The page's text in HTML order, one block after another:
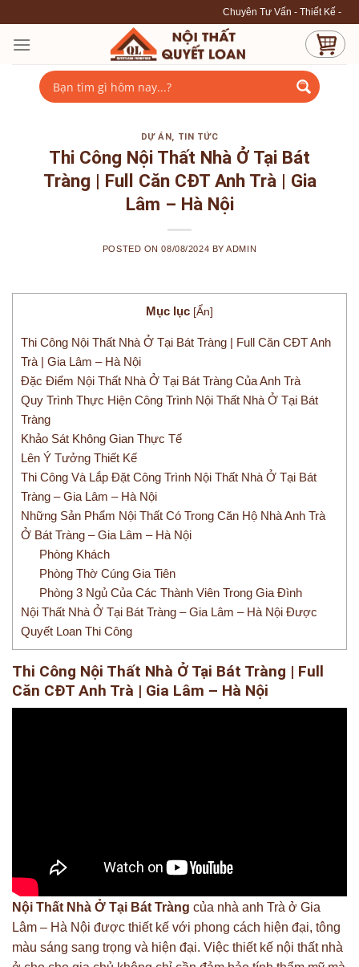
content
Chuyên Tư Vấn - Thiết Kế - Thi Công nội thất
DỰ ÁN, TIN TỨC
Thi Công Nội Thất Nhà Ở Tại Bát
Tràng | Full Căn CĐT Anh Trà | Gia
Lâm – Hà Nội
POSTED ON08/08/2024 BYADMIN
Mục lục [Ẩn]
Thi Công Nội Thất Nhà Ở Tại Bát Tràng | Full Căn CĐT Anh
Trà | Gia Lâm – Hà Nội
Đặc Điểm Nội Thất Nhà Ở Tại Bát Tràng Của Anh Trà
Quy Trình Thực Hiện Công Trình Nội Thất Nhà Ở Tại Bát
Tràng
Khảo Sát Không Gian Thực Tế
Lên Ý Tưởng Thiết Kế
Thi Công Và Lắp Đặt Công Trình Nội Thất Nhà Ở Tại Bát
Tràng – Gia Lâm – Hà Nội
Những Sản Phẩm Nội Thất Có Trong Căn Hộ Nhà Anh Trà
Ở Bát Tràng – Gia Lâm – Hà Nội
Phòng Khách
Phòng Thờ Cúng Gia Tiên
Phòng 3 Ngủ Của Các Thành Viên Trong Gia Đình
Nội Thất Nhà Ở Tại Bát Tràng – Gia Lâm – Hà Nội Được
Quyết Loan Thi Công
Thi Công Nội Thất Nhà Ở Tại Bát Tràng | Full
Căn CĐT Anh Trà | Gia Lâm – Hà Nội
Nội Thất Nhà Ở Tại Bát Tràng của nhà anh Trà ở Gia
Lâm – Hà Nội được thiết kế với phong cách hiện đại, tông
màu sáng sang trọng và hiện đại. Việc thiết kế nội thất nhà